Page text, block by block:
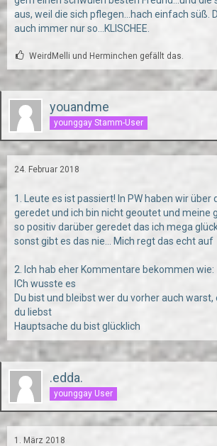
aus, weil die sich pflegen...hach einfach süß.
auch immer nur so...KLISCHEE.
WeirdMelli und Herminchen gefällt das.
youandme
younggay Stamm-User
24. Februar 2018
1. Leute es ist passiert! In PW haben wir über
geredet und ich bin nicht geoutet und meine
so positiv darüber geredet das ich mega
sonst gibt es das nie... Mich regt das echt auf
2. Ich hab eher Kommentare bekommen wie:
ICh wusste es
Du bist und bleibst wer du vorher auch warst,
du liebst
Hauptsache du bist glücklich
.edda.
younggay User
1. März 2018